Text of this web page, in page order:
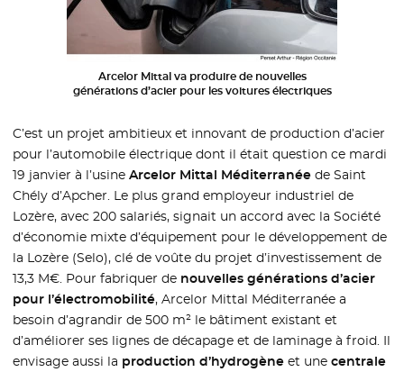
Arcelor Mittal va produire de nouvelles
générations d’acier pour les voitures électriques
C’est un projet ambitieux et innovant de production d’acier
pour l’automobile électrique dont il était question ce mardi
19 janvier à l’usineArcelor Mittal Méditerranée de Saint
Chély d’Apcher. Le plus grand employeur industriel de
Lozère, avec 200 salariés, signait un accord avec la Société
d’économie mixte d’équipement pour le développement de
la Lozère (Selo), clé de voûte du projet d’investissement de
13,3 M€. Pour fabriquer de nouvelles générations d’acier
pour l’électromobilité, Arcelor Mittal Méditerranée a
besoin d’agrandir de 500 m² le bâtiment existant et
d’améliorer ses lignes de décapage et de laminage à froid. Il
envisage aussi la production d’hydrogène et unecentrale